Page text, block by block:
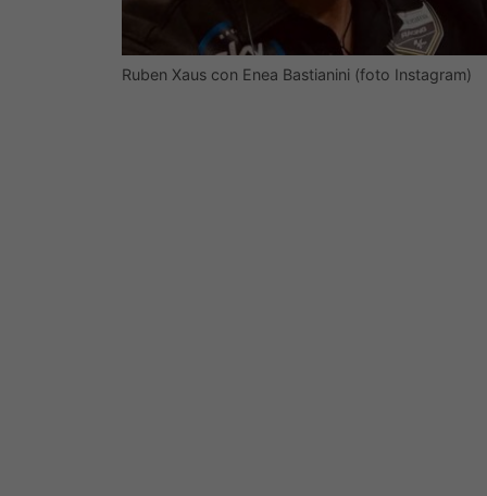
Ruben Xaus con Enea Bastianini (foto Instagram)